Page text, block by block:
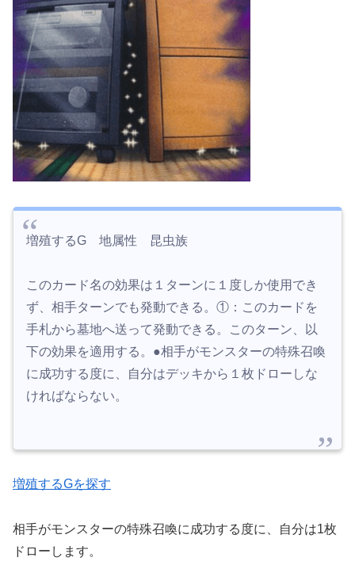
増殖するG 地属性 昆虫族
このカード名の効果は１ターンに１度しか使用でき
ず、相手ターンでも発動できる。①：このカードを
手札から墓地へ送って発動できる。このターン、以
下の効果を適用する。●相手がモンスターの特殊召喚
に成功する度に、自分はデッキから１枚ドローしな
ければならない。
増殖するGを探す
相手がモンスターの特殊召喚に成功する度に、自分は1枚
ドローします。